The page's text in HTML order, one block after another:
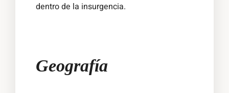
dentro de la insurgencia.
Geografía